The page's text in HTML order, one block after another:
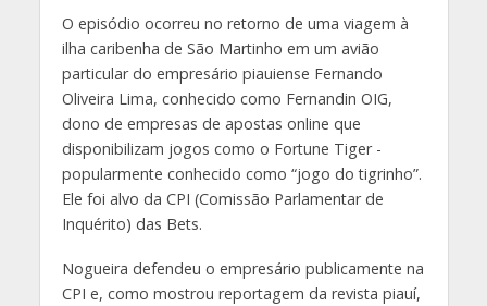
O episódio ocorreu no retorno de uma viagem à
ilha caribenha de São Martinho em um avião
particular do empresário piauiense Fernando
Oliveira Lima, conhecido como Fernandin OIG,
dono de empresas de apostas online que
disponibilizam jogos como o Fortune Tiger -
popularmente conhecido como “jogo do tigrinho”.
Ele foi alvo da CPI (Comissão Parlamentar de
Inquérito) das Bets.
Nogueira defendeu o empresário publicamente na
CPI e, como mostrou reportagem da revista piauí,